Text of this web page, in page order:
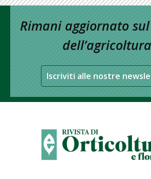
Rimani aggiornato
dell’agricoltura
Iscriviti alle nostre